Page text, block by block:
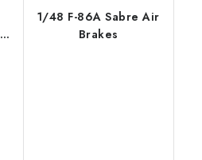
1/48 F-86A Sabre Air
Brakes